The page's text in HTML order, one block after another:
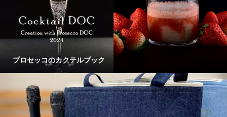
プロセッコのカクテルブック